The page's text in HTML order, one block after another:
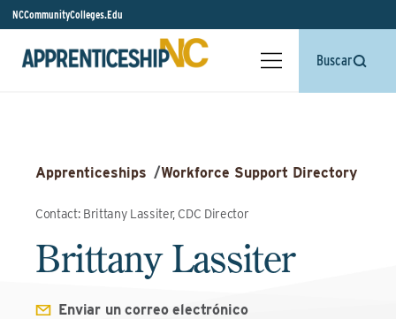
NCCommunityColleges.Edu
Buscar
Apprenticeships /Workforce Support Directory
Contact: Brittany Lassiter, CDC Director
Brittany Lassiter
Enviar un correo electrónico